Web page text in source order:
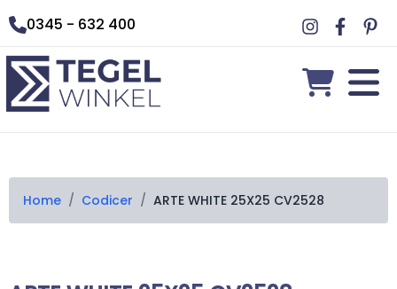
0345 - 632 400
Home / Codicer / ARTE WHITE 25X25 CV2528